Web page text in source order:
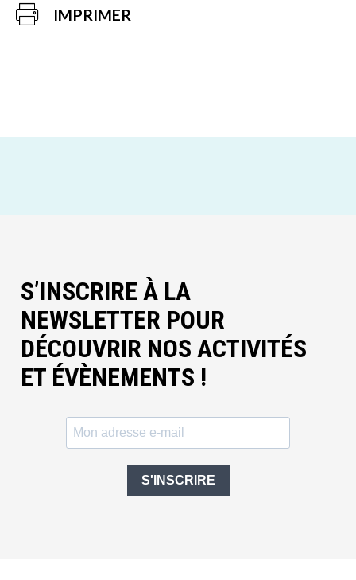
IMPRIMER
S’INSCRIRE À LA
NEWSLETTER POUR
DÉCOUVRIR NOS ACTIVITÉS
ET ÉVÈNEMENTS !
S'INSCRIRE